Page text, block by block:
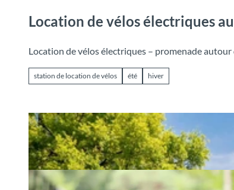
Location de vélos électriques
Location de vélos électriques – promenade autour
station de location de vélos été hiver